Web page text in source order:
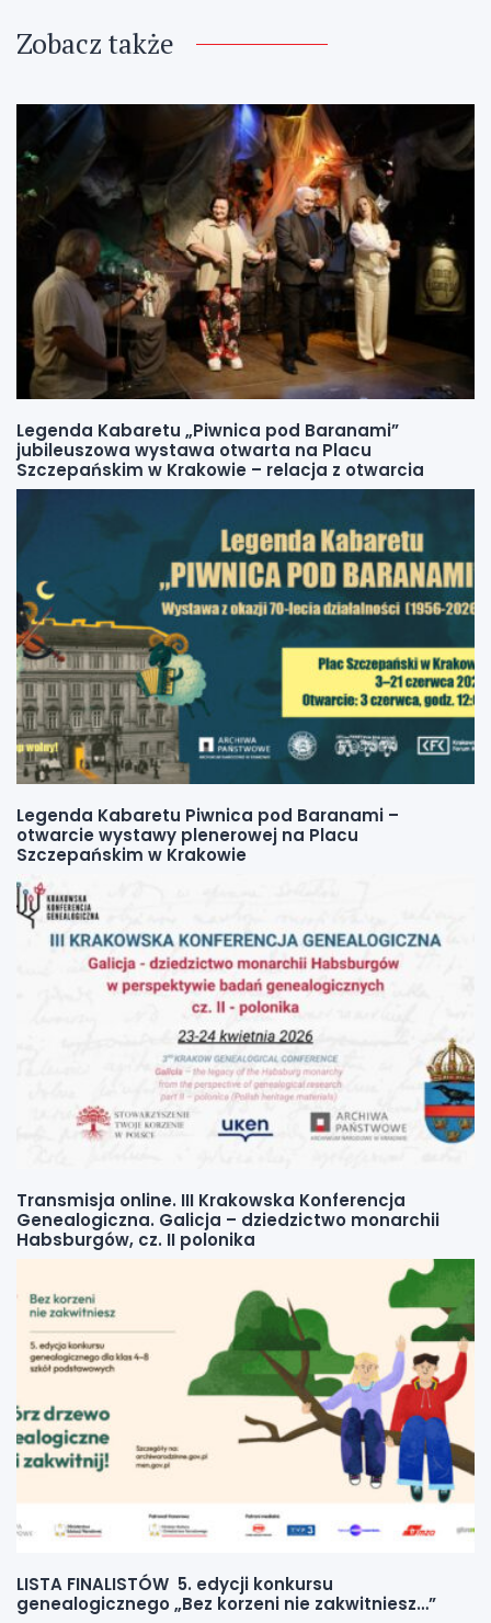
Zobacz także
Legenda Kabaretu „Piwnica pod Baranami”
jubileuszowa wystawa otwarta na Placu
Szczepańskim w Krakowie – relacja z otwarcia
Legenda Kabaretu Piwnica pod Baranami –
otwarcie wystawy plenerowej na Placu
Szczepańskim w Krakowie
Transmisja online. III Krakowska Konferencja
Genealogiczna. Galicja – dziedzictwo monarchii
Habsburgów, cz. II polonika
LISTA FINALISTÓW 5. edycji konkursu
genealogicznego „Bez korzeni nie zakwitniesz…”